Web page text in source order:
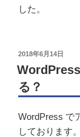
した。
投
稿
日:
2018年6月14日
る？
WordPress で
しております。